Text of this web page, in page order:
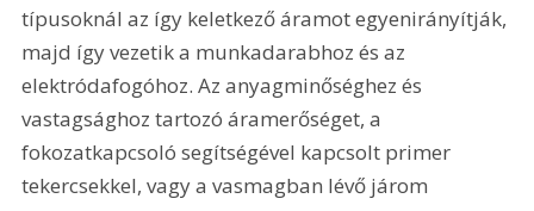
típusoknál az így keletkező áramot egyenirányítják,
majd így vezetik a munkadarabhoz és az
elektródafogóhoz. Az anyagminőséghez és
vastagsághoz tartozó áramerőséget, a
fokozatkapcsoló segítségével kapcsolt primer
tekercsekkel, vagy a vasmagban lévő járom